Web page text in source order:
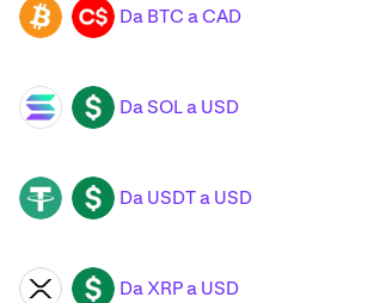
BTC CAD Da BTC a CAD
SOL USD Da SOL a USD
USDT USD Da USDT a USD
XRP USD Da XRP a USD